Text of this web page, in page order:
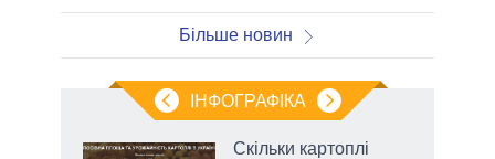
Більше новин
ІНФОГРАФІКА
Скільки картоплі